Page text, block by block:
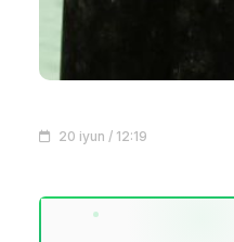
20 iyun / 12:19